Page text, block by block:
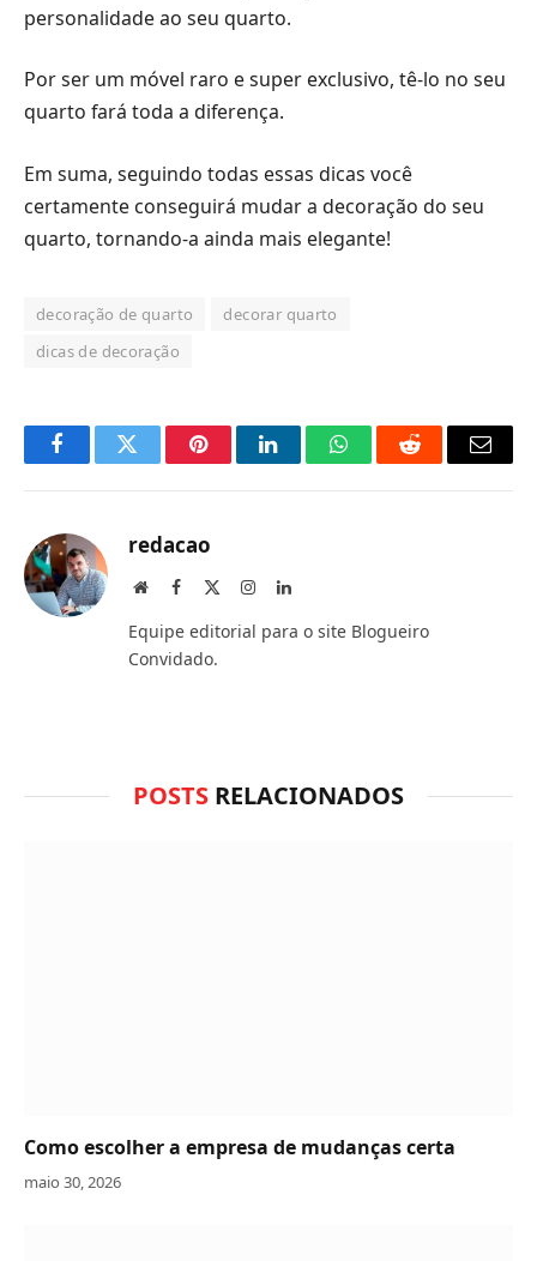
personalidade ao seu quarto.
Por ser um móvel raro e super exclusivo, tê-lo no seu
quarto fará toda a diferença.
Em suma, seguindo todas essas dicas você
certamente conseguirá mudar a decoração do seu
quarto, tornando-a ainda mais elegante!
decoração de quarto
decorar quarto
dicas de decoração
FacebookTwitter PinterestLinkedInO
Reddit
E-
redacao
Site Facebook InstagramLinkedIn
Equipe editorial para o site Blogueiro
Convidado.
POSTS RELACIONADOS
Como escolher a empresa de mudanças certa
maio 30, 2026